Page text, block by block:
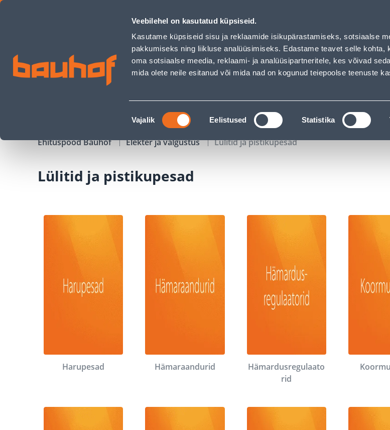
Veebilehel on kasutatud küpsiseid.
Kasutame küpsiseid sisu ja reklaamide isikupärastamiseks, sotsiaalse
pakkumiseks ning liikluse analüüsimiseks. Edastame teavet selle kohta,
oma sotsiaalse meedia, reklaami- ja analüüsipartneritele, kes võivad
mida olete neile esitanud või mida nad on kogunud teiepoolse teenuste
Nõusoleku
valik
Vajalik Eelistused Statistika
Lülitid ja pistikupesad - Bauhof has loaded
Äriklienditeenindus Klienditeenindus Teenused Karjäärileht
OTSI
KAMPAANIAD KATALOOGID
Ehituspood Bauhof Elekter ja valgustus Lülitid ja pistikupesad
Lülitid ja pistikupesad
Harupesad Hämaraandurid
Hämardusregulaato
rid